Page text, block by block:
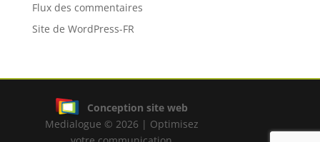
Flux des commentaires
Site de WordPress-FR
Conception site web
Medialogue © 2026 | Optimisez